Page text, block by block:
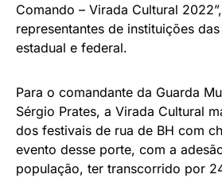
Comando – Virada Cultural
representantes de instituições
estadual e federal.
Para o comandante da Guarda
Sérgio Prates, a Virada Cultural
dos festivais de rua de BH com
evento desse porte, com a
população, ter transcorrido por